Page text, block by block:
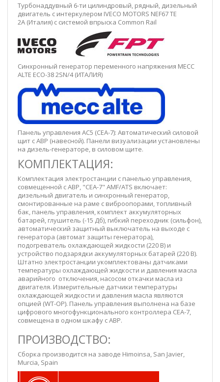
Турбонаддувный 6-ти цилиндровый, рядный, дизельный
двигатель с интеркулером IVECO MOTORS NEF67 TE
2A (Италия) с системой впрыска Common Rail
Синхронный генератор переменного напряжения MECC
ALTE ECO-38 2SN/4 (ИТАЛИЯ)
Панель управления AC5 (CEA-7): Автоматический силовой
щит с АВР (навесной). Панели визуализации установлены
на дизель-генераторе, в силовом щите.
КОМПЛЕКТАЦИЯ:
Комплектация электростанции с панелью управления,
совмещенной с АВР, "CEA-7" AMF/ATS включает:
дизельный двигатель и синхронный генератор,
смонтированные на раме с виброопорами, топливный
бак, панель управления, комплект аккумуляторных
батарей, глушитель (-15 Дб), гибкий переходник (сильфон),
автоматический защитный выключатель на выходе с
генератора (автомат защиты генератора),
подогреватель охлаждающей жидкости (220 В) и
устройство подзарядки аккумуляторных батарей (220 В).
Штатно электростанции укомплектованы датчиками
температуры охлаждающей жидкости и давления масла
аварийного отключения, насосом откачки масла из
двигателя. Измерительные датчики температуры
охлаждающей жидкости и давления масла являются
опцией (WT-OP). Панель управления выполнена на базе
цифрового многофункционального контроллера CEА-7,
совмещена в одном шкафу с АВР.
ПРОИЗВОДСТВО:
Сборка производится на заводе Himoinsa, San Javier,
Murcia, Spain